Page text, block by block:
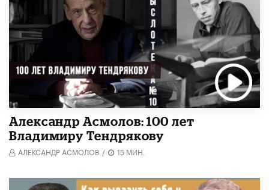
Александр Асмолов: 100 лет
Владимиру Тендрякову
АЛЕКСАНДР АСМОЛОВ / 15 МИН.